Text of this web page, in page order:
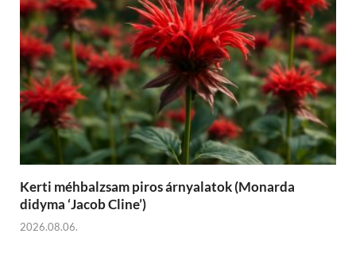
Kerti méhbalzsam piros árnyalatok (Monarda
didyma ‘Jacob Cline’)
2026.08.06.